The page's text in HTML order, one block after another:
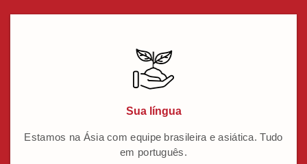
Sua língua
Estamos na Ásia com equipe brasileira e asiática. Tudo
em português.